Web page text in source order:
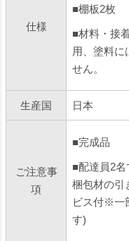
仕様
■棚板2枚
■材料・接
用、塗料に
せん。
生産国 日本
ご注意事
項
■完成品
■配達員2名
梱包材の引
ビス付※一
す)